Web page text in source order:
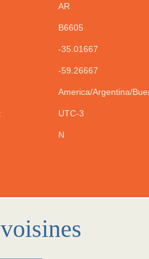
AR
B6605
-35.01667
-59.26667
America/Argentina/
UTC-3
N